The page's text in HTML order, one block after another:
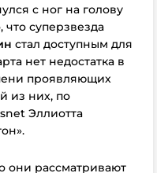
с ног на голову
что суперзвезда
стал доступным для
нет недостатка в
проявляющих
из них, по
Эллиотта
они рассматривают